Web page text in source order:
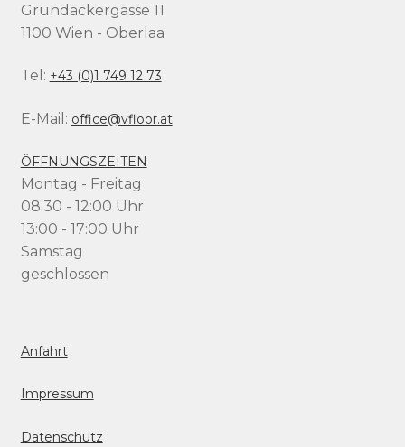
Grundäckergasse 11
1100 Wien - Oberlaa
Tel: +43 (0)1 749 12 73
E-Mail: office@vfloor.at
ÖFFNUNGSZEITEN
Montag - Freitag
08:30 - 12:00 Uhr
13:00 - 17:00 Uhr
Samstag
geschlossen
Anfahrt
Impressum
Datenschutz